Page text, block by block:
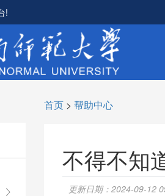
!
首页 > 帮助中心
不得不知
更新日期：2024-09-12